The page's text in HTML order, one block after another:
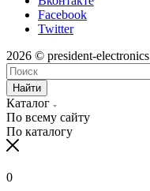
Facebook
Twitter
2026 © president-electronics
Найти
Каталог
По всему сайту
По каталогу
0